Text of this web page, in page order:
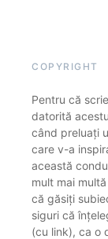
COPYRIGHT
Pentru că
datorită
când preluați
care v-a
această
mult mai
că găsiți
siguri că
(cu link), ca o